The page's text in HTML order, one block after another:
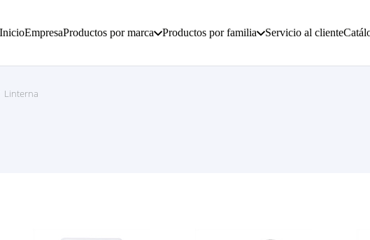
InicioEmpresaProductos por marca Productos por familia Servicio al cliente
Linterna